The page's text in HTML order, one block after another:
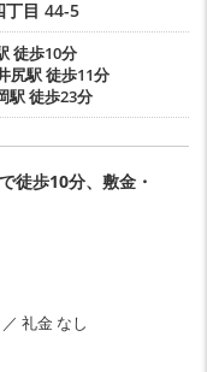
丁目 44-5
徒歩10分
尻駅徒歩11分
駅徒歩23分
徒歩10分、敷金・
礼金 なし